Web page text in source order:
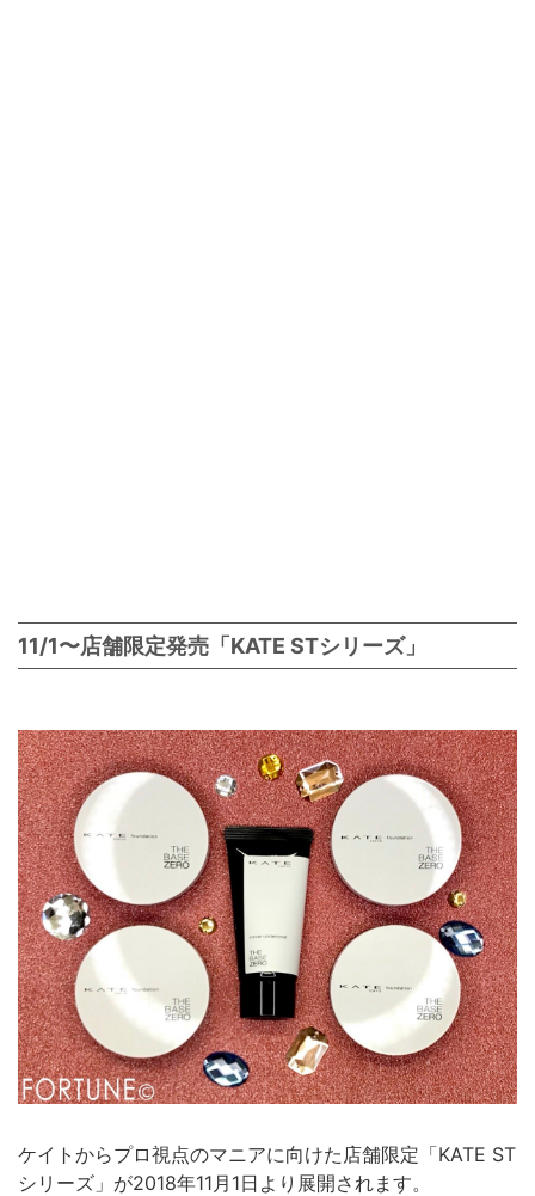
11/1〜店舗限定発売「KATE STシリーズ」
ケイトからプロ視点のマニアに向けた店舗限定「KATE ST
シリーズ」が2018年11月1日より展開されます。